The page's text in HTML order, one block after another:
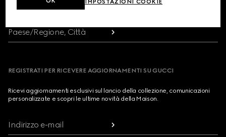
Paese/Regione, Città
REGISTRATI PER RICEVERE AGGIORNAMENTI SU GUCCI
Ricevi aggiornamenti esclusivi sul lancio della collezione, comunicazioni
personalizzate e scopri le ultime novità della Maison.
Indirizzo e-mail
IMPOSTAZIONI COOKIE